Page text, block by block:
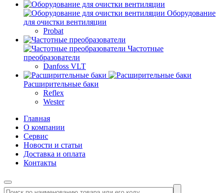
Оборудование
для очистки вентиляции
Probat
Частотные
преобразователи
Danfoss VLT
Расширительные баки
Reflex
Wester
Главная
О компании
Сервис
Новости и статьи
Доставка и оплата
Контакты